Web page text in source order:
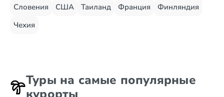
Словения США Таиланд Франция
Финляндия
Чехия
Туры на самые популярные